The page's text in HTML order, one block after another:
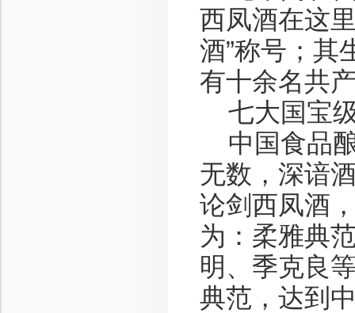
西凤酒在这
酒”称号；其
有十余名共
七大国宝
中国食品
无数，深谙
论剑西凤酒
为：柔雅典
明、季克良
典范，达到